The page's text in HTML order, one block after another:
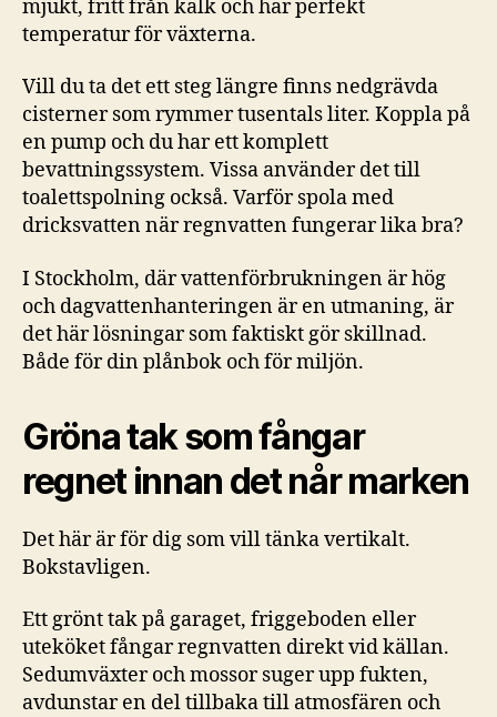
mjukt, fritt från kalk och har perfekt
temperatur för växterna.
Vill du ta det ett steg längre finns nedgrävda
cisterner som rymmer tusentals liter. Koppla på
en pump och du har ett komplett
bevattningssystem. Vissa använder det till
toalettspolning också. Varför spola med
dricksvatten när regnvatten fungerar lika bra?
I Stockholm, där vattenförbrukningen är hög
och dagvattenhanteringen är en utmaning, är
det här lösningar som faktiskt gör skillnad.
Både för din plånbok och för miljön.
Gröna tak som fångar
regnet innan det når marken
Det här är för dig som vill tänka vertikalt.
Bokstavligen.
Ett grönt tak på garaget, friggeboden eller
uteköket fångar regnvatten direkt vid källan.
Sedumväxter och mossor suger upp fukten,
avdunstar en del tillbaka till atmosfären och